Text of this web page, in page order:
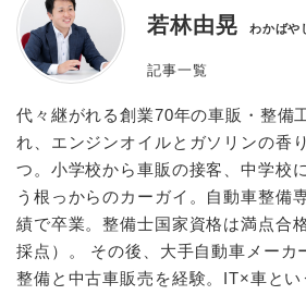
若林由晃 わかばや
記事一覧
代々継がれる創業70年の車販・整備
れ、エンジンオイルとガソリンの香
つ。小学校から車販の接客、中学校
う根っからのカーガイ。自動車整備
績で卒業。整備士国家資格は満点合
採点）。 その後、大手自動車メーカ
整備と中古車販売を経験。IT×車と